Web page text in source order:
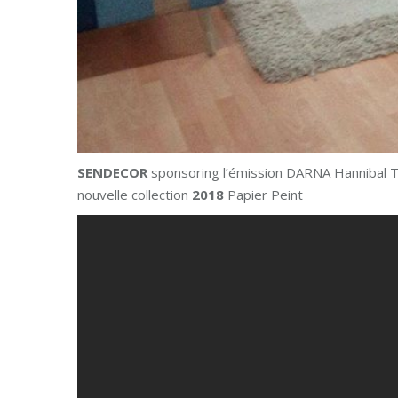
SENDECOR sponsoring l’émission DARNA Hannibal
nouvelle collection 2018 Papier Peint